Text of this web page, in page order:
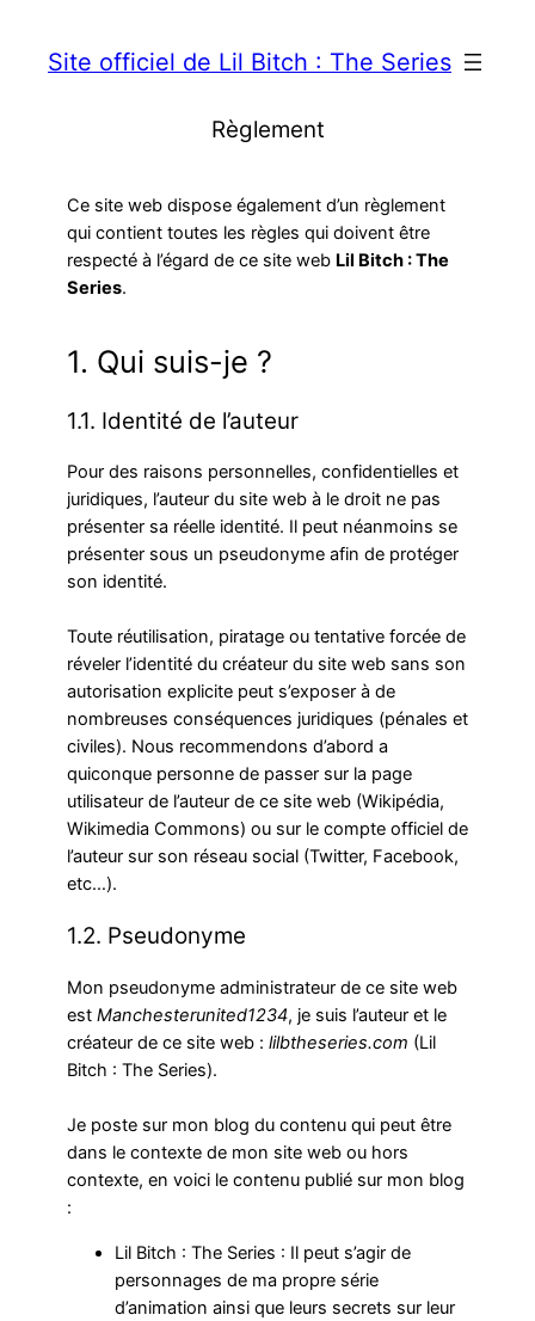
Site officiel de Lil Bitch : The Series
Règlement
Ce site web dispose également d’un règlement
qui contient toutes les règles qui doivent être
respecté à l’égard de ce site web Lil Bitch : The
Series.
1. Qui suis-je ?
1.1. Identité de l’auteur
Pour des raisons personnelles, confidentielles et
juridiques, l’auteur du site web à le droit ne pas
présenter sa réelle identité. Il peut néanmoins se
présenter sous un pseudonyme afin de protéger
son identité.
Toute réutilisation, piratage ou tentative forcée de
réveler l’identité du créateur du site web sans son
autorisation explicite peut s’exposer à de
nombreuses conséquences juridiques (pénales et
civiles). Nous recommendons d’abord a
quiconque personne de passer sur la page
utilisateur de l’auteur de ce site web (Wikipédia,
Wikimedia Commons) ou sur le compte officiel de
l’auteur sur son réseau social (Twitter, Facebook,
etc…).
1.2. Pseudonyme
Mon pseudonyme administrateur de ce site web
est Manchesterunited1234, je suis l’auteur et le
créateur de ce site web : lilbtheseries.com (Lil
Bitch : The Series).
Je poste sur mon blog du contenu qui peut être
dans le contexte de mon site web ou hors
contexte, en voici le contenu publié sur mon blog
:
Lil Bitch : The Series : Il peut s’agir de
personnages de ma propre série
d’animation ainsi que leurs secrets sur leur